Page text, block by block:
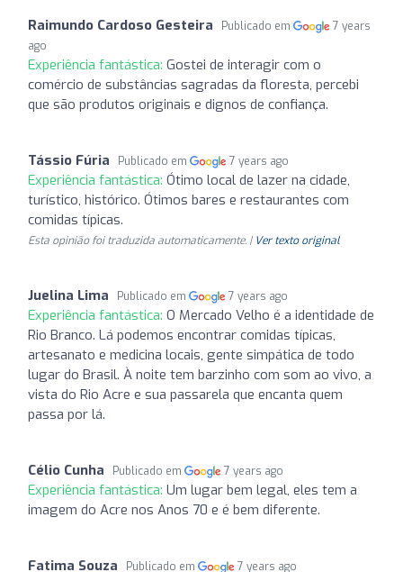
Raimundo Cardoso Gesteira Publicado em
7 years
ago
Experiência fantástica: Gostei de interagir com o
comércio de substâncias sagradas da floresta, percebi
que são produtos originais e dignos de confiança.
Tássio Fúria Publicado em 7 years ago
Experiência fantástica: Ótimo local de lazer na cidade,
turístico, histórico. Ótimos bares e restaurantes com
comidas típicas.
Esta opinião foi traduzida automaticamente. | Ver texto original
Juelina Lima Publicado em 7 years ago
Experiência fantástica: O Mercado Velho é a identidade de
Rio Branco. Lá podemos encontrar comidas típicas,
artesanato e medicina locais, gente simpática de todo
lugar do Brasil. À noite tem barzinho com som ao vivo, a
vista do Rio Acre e sua passarela que encanta quem
passa por lá.
Célio Cunha Publicado em 7 years ago
Experiência fantástica: Um lugar bem legal, eles tem a
imagem do Acre nos Anos 70 e é bem diferente.
Fatima Souza Publicado em 7 years ago